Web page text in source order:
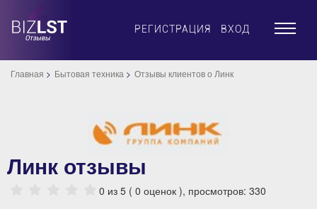
РЕГИСТРАЦИЯ ВХОД ×
Главная Бытовая техника Отзывы клиентов о Линк
Линк отзывы
0 из 5 ( 0 оценок ), просмотров: 330